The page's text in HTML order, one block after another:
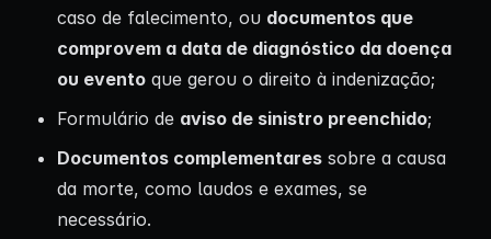
caso de falecimento, ou documentos que
comprovem a data de diagnóstico da doença
ou evento que gerou o direito à indenização;
Formulário de aviso de sinistro preenchido;
Documentos complementares sobre a causa
da morte, como laudos e exames, se
necessário.